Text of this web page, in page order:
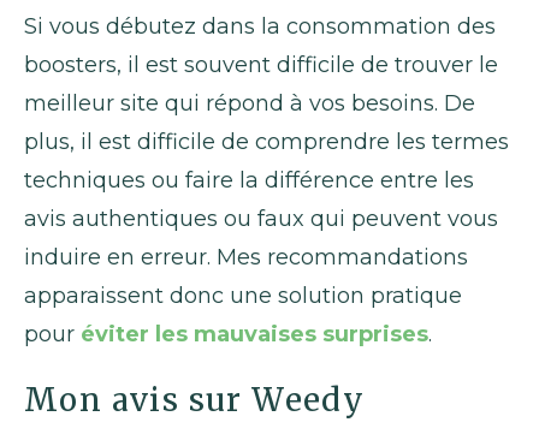
Si vous débutez dans la consommation des
boosters, il est souvent difficile de trouver le
meilleur site qui répond à vos besoins. De
plus, il est difficile de comprendre les termes
techniques ou faire la différence entre les
avis authentiques ou faux qui peuvent vous
induire en erreur. Mes recommandations
apparaissent donc une solution pratique
pour éviter les mauvaises surprises.
Mon avis sur Weedy